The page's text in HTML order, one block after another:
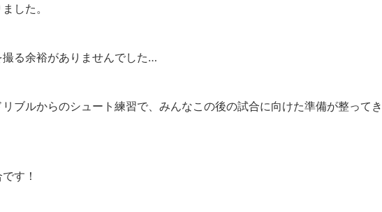
した。
る余裕がありませんでした…
ブルからのシュート練習で、みんなこの後の試合に向けた準備が整ってき
す！